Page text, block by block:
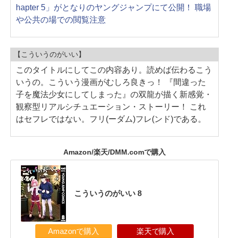
hapter 5」がとなりのヤングジャンプにて公開！ 職場
や公共の場での閲覧注意
【こういうのがいい】
このタイトルにしてこの内容あり。読めば伝わるこう
いうの。こういう漫画がむしろ良きっ！ 『間違った
子を魔法少女にしてしまった』の双龍が描く新感覚・
観察型リアルシチュエーション・ストーリー！ これ
はセフレではない。フリ(ーダム)フレ(ンド)である。
Amazon/楽天/DMM.comで購入
こういうのがいい 8
Amazonで購入 楽天で購入